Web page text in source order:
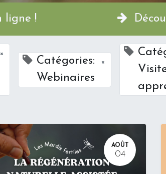
en ligne !
×
Catégories:
Webinaires
×
AOÛT
04